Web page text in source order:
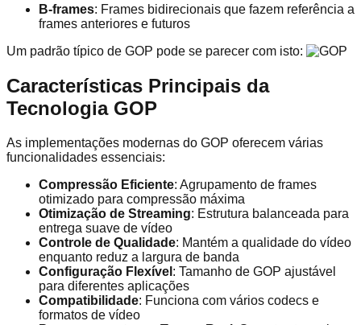
B-frames: Frames bidirecionais que fazem referência a
frames anteriores e futuros
Um padrão típico de GOP pode se parecer com isto:
Características Principais da
Tecnologia GOP
As implementações modernas do GOP oferecem várias
funcionalidades essenciais:
Compressão Eficiente: Agrupamento de frames
otimizado para compressão máxima
Otimização de Streaming: Estrutura balanceada para
entrega suave de vídeo
Controle de Qualidade: Mantém a qualidade do vídeo
enquanto reduz a largura de banda
Configuração Flexível : Tamanho de GOP ajustável
para diferentes aplicações
Compatibilidade: Funciona com vários codecs e
formatos de vídeo